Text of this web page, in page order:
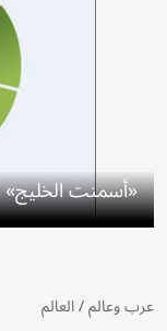
«أسمنت الخليج» تتحول
عرب وعالم/العالم